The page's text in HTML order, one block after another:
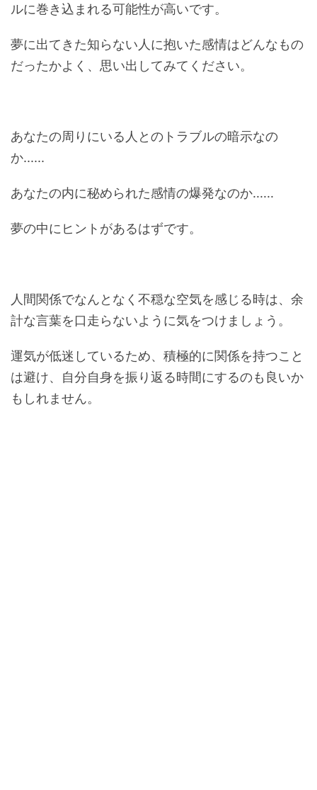
ルに巻き込まれる可能性が高いです。
夢に出てきた知らない人に抱いた感情はどんなもの
だったかよく、思い出してみてください。
あなたの周りにいる人とのトラブルの暗示なの
か......
あなたの内に秘められた感情の爆発なのか......
夢の中にヒントがあるはずです。
人間関係でなんとなく不穏な空気を感じる時は、余
計な言葉を口走らないように気をつけましょう。
運気が低迷しているため、積極的に関係を持つこと
は避け、自分自身を振り返る時間にするのも良いか
もしれません。